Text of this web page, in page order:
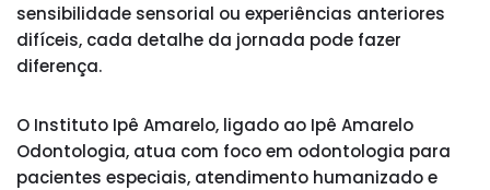
sensibilidade sensorial ou experiências anteriores
difíceis, cada detalhe da jornada pode fazer
diferença.
O Instituto Ipê Amarelo, ligado ao Ipê Amarelo
Odontologia, atua com foco em odontologia para
pacientes especiais, atendimento humanizado e